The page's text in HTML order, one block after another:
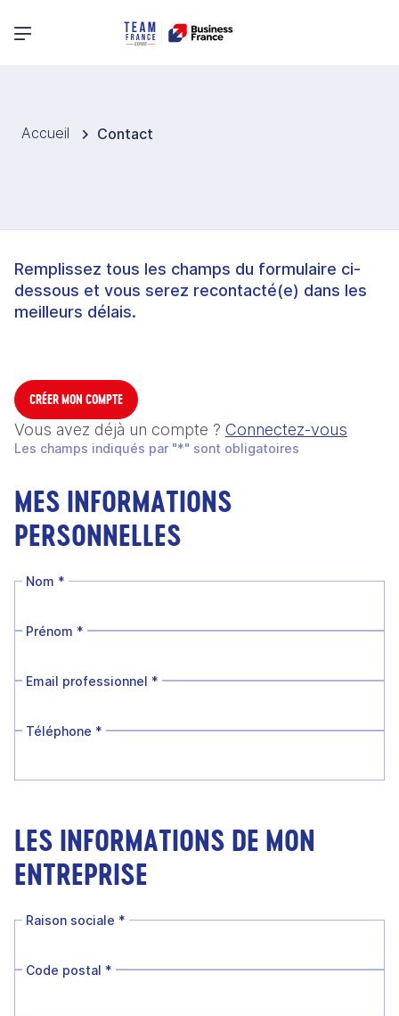
Menu principal
Accueil Contact
Remplissez tous les champs du formulaire ci-
dessous et vous serez recontacté(e) dans les
meilleurs délais.
CRÉER MON COMPTE
Vous avez déjà un compte ? Connectez-vous
Les champs indiqués par "*" sont obligatoires
MES INFORMATIONS
PERSONNELLES
Nom *
Prénom *
Email professionnel *
Téléphone *
LES INFORMATIONS DE MON
ENTREPRISE
Raison sociale *
Code postal *